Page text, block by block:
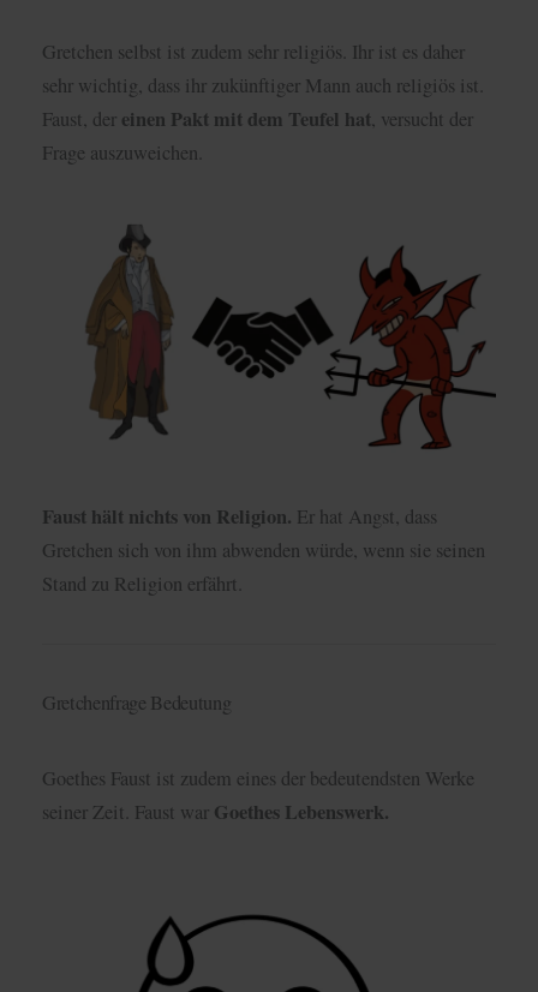
Gretchen selbst ist zudem sehr religiös. Ihr ist es daher
sehr wichtig, dass ihr zukünftiger Mann auch religiös ist.
Faust, der einen Pakt mit dem Teufel hat, versucht der
Frage auszuweichen.
Faust hält nichts von Religion. Er hat Angst, dass
Gretchen sich von ihm abwenden würde, wenn sie seinen
Stand zu Religion erfährt.
Gretchenfrage Bedeutung
Goethes Faust ist zudem eines der bedeutendsten Werke
seiner Zeit. Faust war Goethes Lebenswerk.